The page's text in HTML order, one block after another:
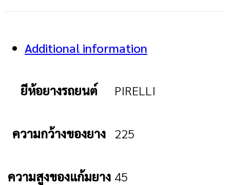
Additional information
ยีห้อยางรถยนต์ PIRELLI
ความกว้างของยาง 225
ความสูงของแก้มยาง 45